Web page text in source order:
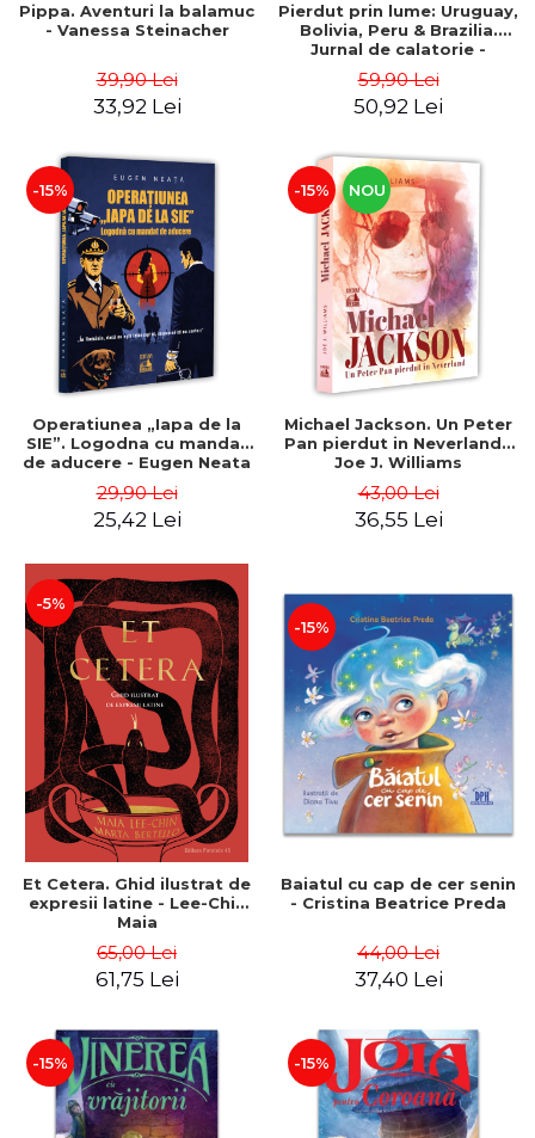
Pippa. Aventuri la balamuc
- Vanessa Steinacher
39,90 Lei
33,92 Lei
Pierdut prin lume: Uruguay,
Bolivia, Peru & Brazilia.
Jurnal de calatorie -
59,90 Lei
50,92 Lei
-15%
Operatiunea „Iapa de la
SIE”. Logodna cu mandat
de aducere - Eugen Neata
29,90 Lei
25,42 Lei
-15% NOU
Michael Jackson. Un Peter
Pan pierdut in Neverland -
Joe J. Williams
43,00 Lei
36,55 Lei
-5%
Et Cetera. Ghid ilustrat de
expresii latine - Lee-Chin
Maia
65,00 Lei
61,75 Lei
-15%
Baiatul cu cap de cer senin
- Cristina Beatrice Preda
44,00 Lei
37,40 Lei
-15% -15%